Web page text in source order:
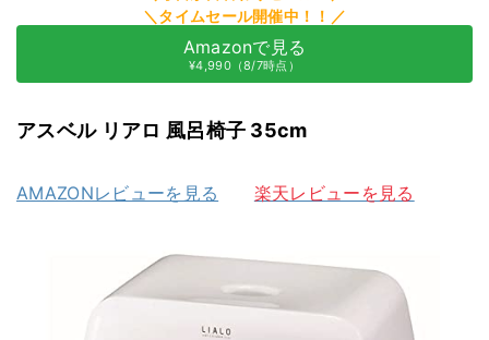
Amazonで見る
¥4,990（8/7時点）
アスベル リアロ 風呂椅子 35cm
AMAZONレビューを見る 楽天レビューを見る